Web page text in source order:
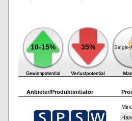
10-15% 35% Single-
Anbieter/Produktinitiator